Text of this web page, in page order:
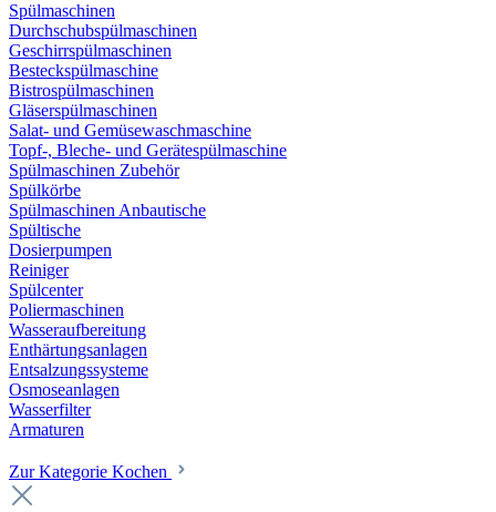
Spülmaschinen
Durchschubspülmaschinen
Geschirrspülmaschinen
Besteckspülmaschine
Bistrospülmaschinen
Gläserspülmaschinen
Salat- und Gemüsewaschmaschine
Topf-, Bleche- und Gerätespülmaschine
Spülmaschinen Zubehör
Spülkörbe
Spülmaschinen Anbautische
Spültische
Dosierpumpen
Reiniger
Spülcenter
Poliermaschinen
Wasseraufbereitung
Enthärtungsanlagen
Entsalzungssysteme
Osmoseanlagen
Wasserfilter
Armaturen
Zur Kategorie Kochen